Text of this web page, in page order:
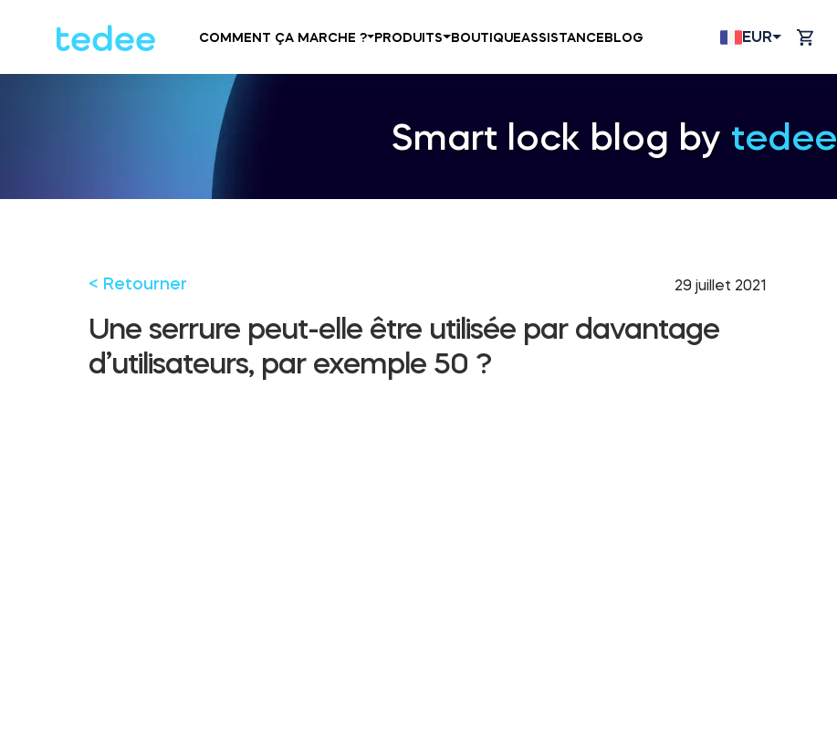
COMMENT ÇA MARCHE ? PRODUITS BOUTIQUEASSISTANCEBLOG EUR
Smart lock blog by tedee
< Retourner 29 juillet 2021
Une serrure peut-elle être utilisée par davantage
d’utilisateurs, par exemple 50 ?